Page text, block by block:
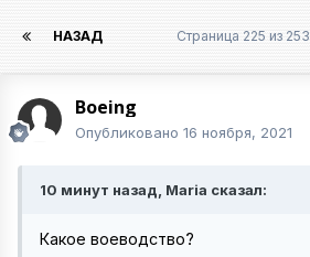
НАЗАД Страница 225 из 253
Boeing
Опубликовано 16 ноября, 2021
10 минут назад, Maria сказал:
Какое воеводство?